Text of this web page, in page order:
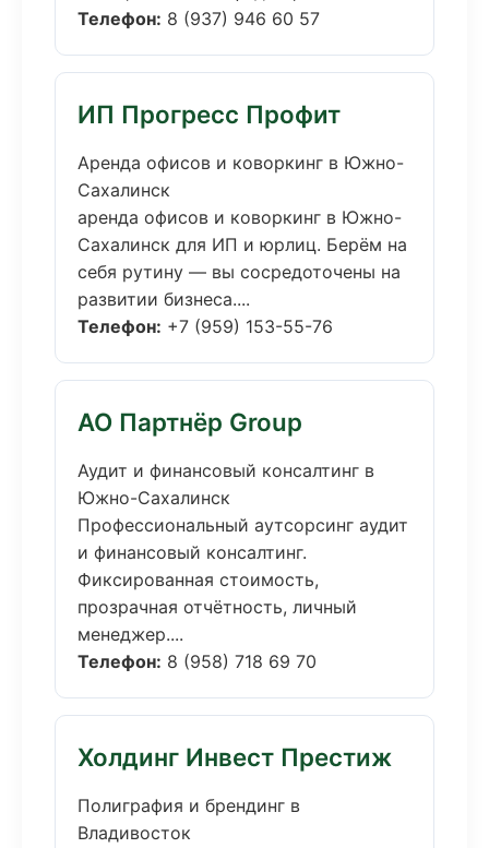
Телефон: 8 (937) 946 60 57
ИП Прогресс Профит
Аренда офисов и коворкинг в Южно-
Сахалинск
аренда офисов и коворкинг в Южно-
Сахалинск для ИП и юрлиц. Берём на
себя рутину — вы сосредоточены на
развитии бизнеса....
Телефон: +7 (959) 153-55-76
АО Партнёр Group
Аудит и финансовый консалтинг в
Южно-Сахалинск
Профессиональный аутсорсинг аудит
и финансовый консалтинг.
Фиксированная стоимость,
прозрачная отчётность, личный
менеджер....
Телефон: 8 (958) 718 69 70
Холдинг Инвест Престиж
Полиграфия и брендинг в
Владивосток